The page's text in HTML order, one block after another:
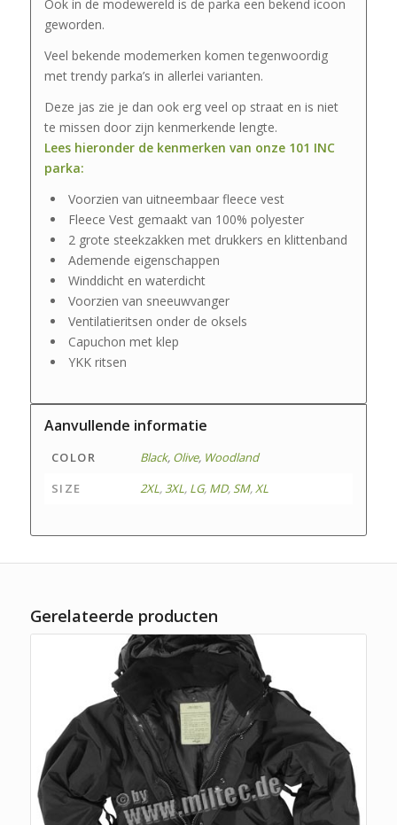
Ook in de modewereld is de parka een bekend icoon
geworden.
Veel bekende modemerken komen tegenwoordig
met trendy parka’s in allerlei varianten.
Deze jas zie je dan ook erg veel op straat en is niet
te missen door zijn kenmerkende lengte.
Lees hieronder de kenmerken van onze 101 INC
parka:
Voorzien van uitneembaar fleece vest
Fleece Vest gemaakt van 100% polyester
2 grote steekzakken met drukkers en klittenband
Ademende eigenschappen
Winddicht en waterdicht
Voorzien van sneeuwvanger
Ventilatieritsen onder de oksels
Capuchon met klep
YKK ritsen
Aanvullende informatie
COLOR Black, Olive, Woodland
SIZE
2XL,3XL, LG, MD,SM,XL
Gerelateerde producten